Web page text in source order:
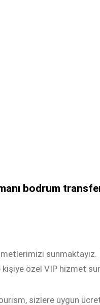
bodrum
sunmaktayız.
özel VIP hizmet
sizlere uygun